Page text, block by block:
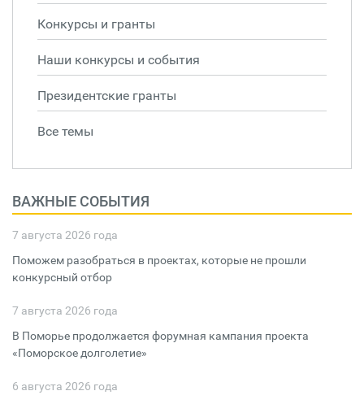
Конкурсы и гранты
Наши конкурсы и события
Президентские гранты
Все темы
ВАЖНЫЕ СОБЫТИЯ
7 августа 2026 года
Поможем разобраться в проектах, которые не прошли
конкурсный отбор
7 августа 2026 года
В Поморье продолжается форумная кампания проекта
«Поморское долголетие»
6 августа 2026 года